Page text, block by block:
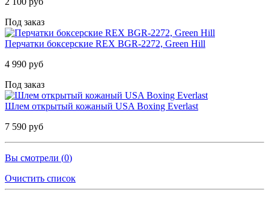
Под заказ
Перчатки боксерские REX BGR-2272, Green Hill
4 990 руб
Под заказ
Шлем открытый кожаный USA Boxing Everlast
7 590 руб
Вы смотрели (0)
Очистить список